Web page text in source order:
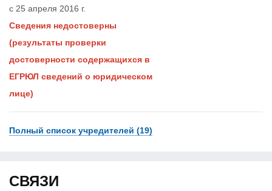
с 25 апреля 2016 г.
Сведения недостоверны
(результаты проверки
достоверности содержащихся в
ЕГРЮЛ сведений о юридическом
лице)
Полный список учредителей (19)
СВЯЗИ